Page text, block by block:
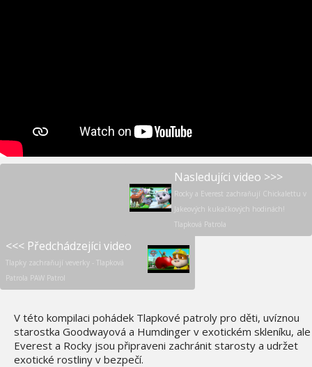
Nasledujíci video >>>
Rocky a Everest zachraňují Chickalettu v
Jakeových kukačkových hodinách!
Tlapková Patrola
<<< Předchádzejíci video
Tlapky zachraňují veverky - Tlapková
Patrola PAW Patrol
V této kompilaci pohádek Tlapkové patroly pro děti, uvíznou
starostka Goodwayová a Humdinger v exotickém skleníku, ale
Everest a Rocky jsou připraveni zachránit starosty a udržet
exotické rostliny v bezpečí.